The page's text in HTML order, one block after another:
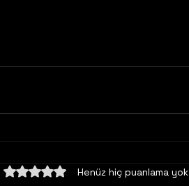
5 üzerinden 0 yıldızHenüz hiç puanlama yok